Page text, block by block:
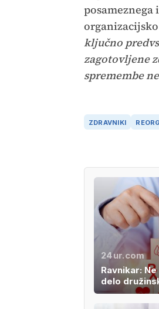
ključno
zagotovljene
spremembe
ZDRAVNIKI
24ur.com
Ravnikar:
delo